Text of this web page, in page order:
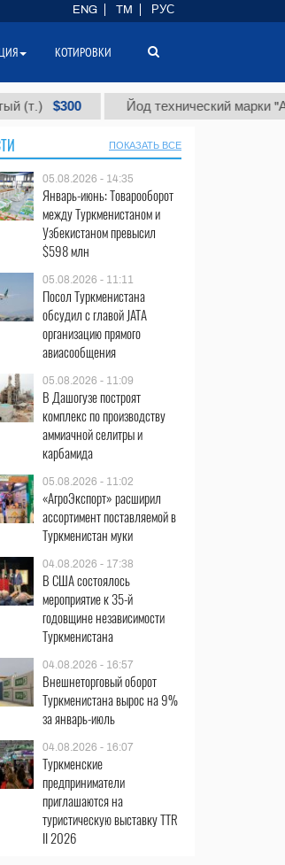
$300 Йод технический марки "А" (т.)
ПОКАЗАТЬ ВСЕ
05.08.2026 - 14:35
Январь-июнь: Товарооборот
между Туркменистаном и
Узбекистаном превысил
$598 млн
05.08.2026 - 11:11
Посол Туркменистана
обсудил с главой JATA
организацию прямого
авиасообщения
05.08.2026 - 11:09
В Дашогузе построят
комплекс по производству
аммиачной селитры и
карбамида
05.08.2026 - 11:02
«АгроЭкспорт» расширил
ассортимент поставляемой в
Туркменистан муки
04.08.2026 - 17:38
В США состоялось
мероприятие к 35-й
годовщине независимости
Туркменистана
04.08.2026 - 16:57
Внешнеторговый оборот
Туркменистана вырос на 9%
за январь-июль
04.08.2026 - 16:07
Туркменские
предприниматели
приглашаются на
туристическую выставку TTR
II 2026
ENG TM РУС
КОТИРОВКИ